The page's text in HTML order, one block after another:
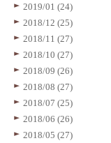
2019/01 (24)
2018/12 (25)
2018/11 (27)
2018/10 (27)
2018/09 (26)
2018/08 (27)
2018/07 (25)
2018/06 (26)
2018/05 (27)